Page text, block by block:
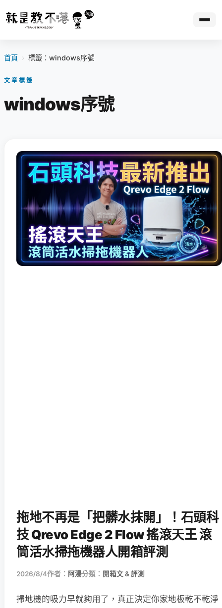
首頁 › 標籤：windows序號
文章標籤
windows序號
拖地不再是「把髒水抹開」！石頭科
技 Qrevo Edge 2 Flow 搖滾天王 滾
筒活水掃拖機器人開箱評測
2026/8/4作者： 阿湯分類： 開箱文 & 評測
掃地機的吸力早就夠用了，真正決定你家地板乾不乾淨